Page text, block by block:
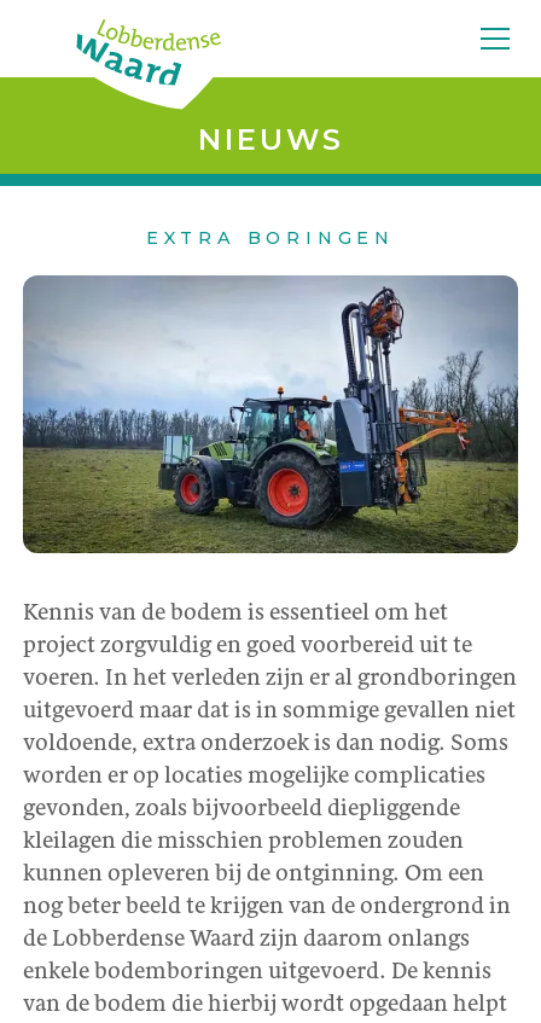
NIEUWS
EXTRA BORINGEN
Kennis van de bodem is essentieel om het
project zorgvuldig en goed voorbereid uit te
voeren. In het verleden zijn er al grondboringen
uitgevoerd maar dat is in sommige gevallen niet
voldoende, extra onderzoek is dan nodig. Soms
worden er op locaties mogelijke complicaties
gevonden, zoals bijvoorbeeld diepliggende
kleilagen die misschien problemen zouden
kunnen opleveren bij de ontginning. Om een
nog beter beeld te krijgen van de ondergrond in
de Lobberdense Waard zijn daarom onlangs
enkele bodemboringen uitgevoerd. De kennis
van de bodem die hierbij wordt opgedaan helpt